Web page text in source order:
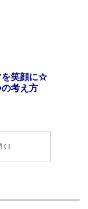
を笑顔に☆
考え方